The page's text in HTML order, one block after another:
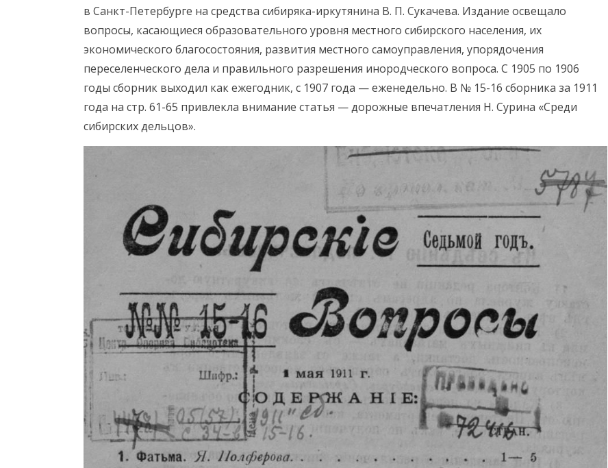
в Санкт-Петербурге на средства сибиряка-иркутянина В. П. Сукачева. Издание освещало
вопросы, касающиеся образовательного уровня местного сибирского населения, их
экономического благосостояния, развития местного самоуправления, упорядочения
переселенческого дела и правильного разрешения инородческого вопроса. С 1905 по 1906
годы сборник выходил как ежегодник, с 1907 года — еженедельно. В № 15-16 сборника за 1911
года на стр. 61-65 привлекла внимание статья — дорожные впечатления Н. Сурина «Среди
сибирских дельцов».